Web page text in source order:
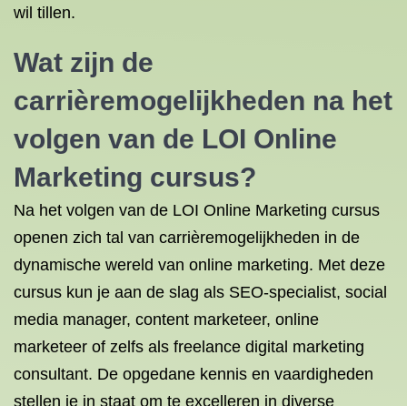
wil tillen.
Wat zijn de
carrièremogelijkheden na het
volgen van de LOI Online
Marketing cursus?
Na het volgen van de LOI Online Marketing cursus
openen zich tal van carrièremogelijkheden in de
dynamische wereld van online marketing. Met deze
cursus kun je aan de slag als SEO-specialist, social
media manager, content marketeer, online
marketeer of zelfs als freelance digital marketing
consultant. De opgedane kennis en vaardigheden
stellen je in staat om te excelleren in diverse